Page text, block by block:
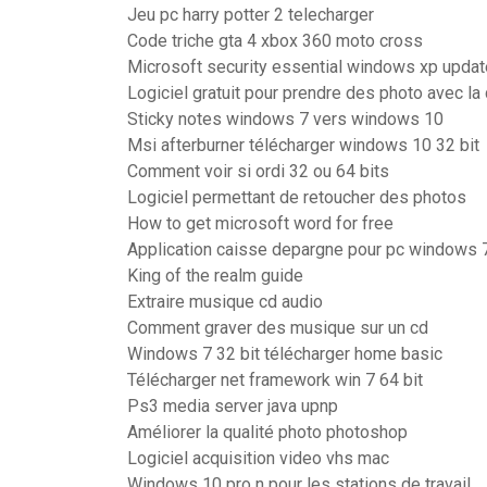
Jeu pc harry potter 2 telecharger
Code triche gta 4 xbox 360 moto cross
Microsoft security essential windows xp
Logiciel gratuit pour prendre des photo avec la
Sticky notes windows 7 vers windows 10
Msi afterburner télécharger windows 10 32 bit
Comment voir si ordi 32 ou 64 bits
Logiciel permettant de retoucher des photos
How to get microsoft word for free
Application caisse depargne pour pc windows
King of the realm guide
Extraire musique cd audio
Comment graver des musique sur un cd
Windows 7 32 bit télécharger home basic
Télécharger net framework win 7 64 bit
Ps3 media server java upnp
Améliorer la qualité photo photoshop
Logiciel acquisition video vhs mac